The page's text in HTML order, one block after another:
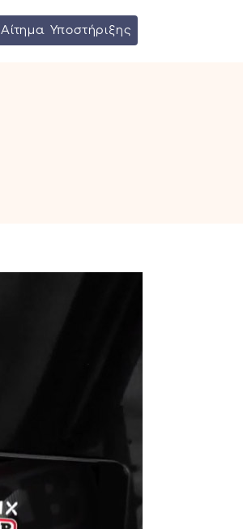
Αίτημα Υποστήριξης